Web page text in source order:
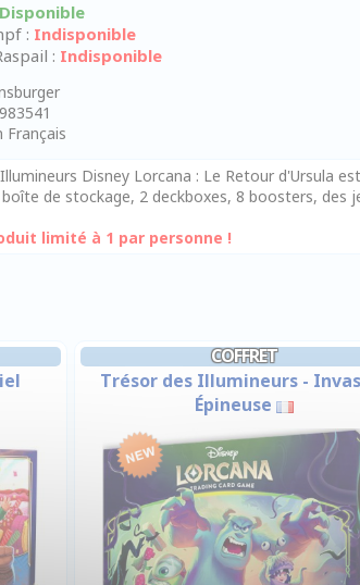
Disponible
: Indisponible
: Indisponible
Français
Disney Lorcana : Le Retour d'Ursula
de stockage, 2 deckboxes, 8 boosters, des
limité à 1 par personne !
COFFRET
Trésor des Illumineurs -
Épineuse